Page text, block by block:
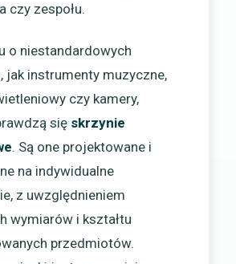
czy zespołu.
o niestandardowych
jak instrumenty muzyczne,
czy kamery,
się skrzynie
. Są one projektowane i
na indywidualne
z uwzględnieniem
wymiarów i kształtu
przedmiotów.